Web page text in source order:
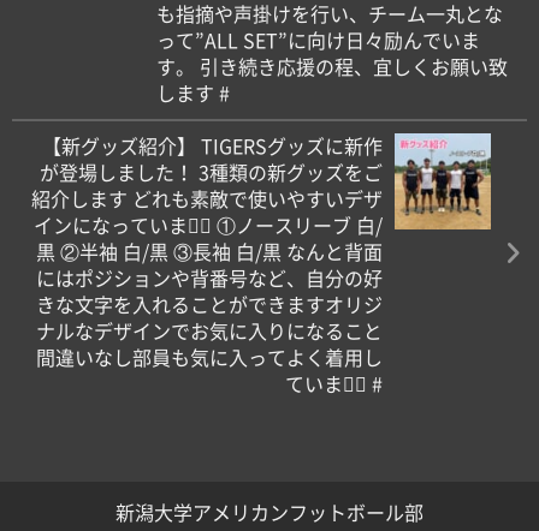
も指摘や声掛けを行い、チーム一丸とな
って”ALL SET”に向け日々励んでいま
す。 引き続き応援の程、宜しくお願い致
します #
【新グッズ紹介】 TIGERSグッズに新作
が登場しました！ 3種類の新グッズをご
紹介します どれも素敵で使いやすいデザ
インになっています🏼 ①ノースリーブ 白/
黒 ②半袖 白/黒 ③長袖 白/黒 なんと背面
にはポジションや背番号など、自分の好
きな文字を入れることができますオリジ
ナルなデザインでお気に入りになること
間違いなし部員も気に入ってよく着用し
ています🏼 #
新潟大学アメリカンフットボール部